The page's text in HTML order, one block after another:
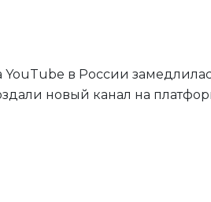
в России
новый канал на